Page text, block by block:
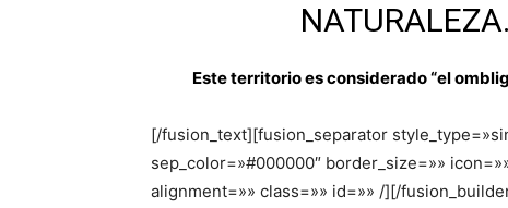
Este territorio es considerado “el
[/fusion_text][fusion_separator
sep_color=»#000000″ border_size=»»
alignment=»» class=»» id=»» /][/